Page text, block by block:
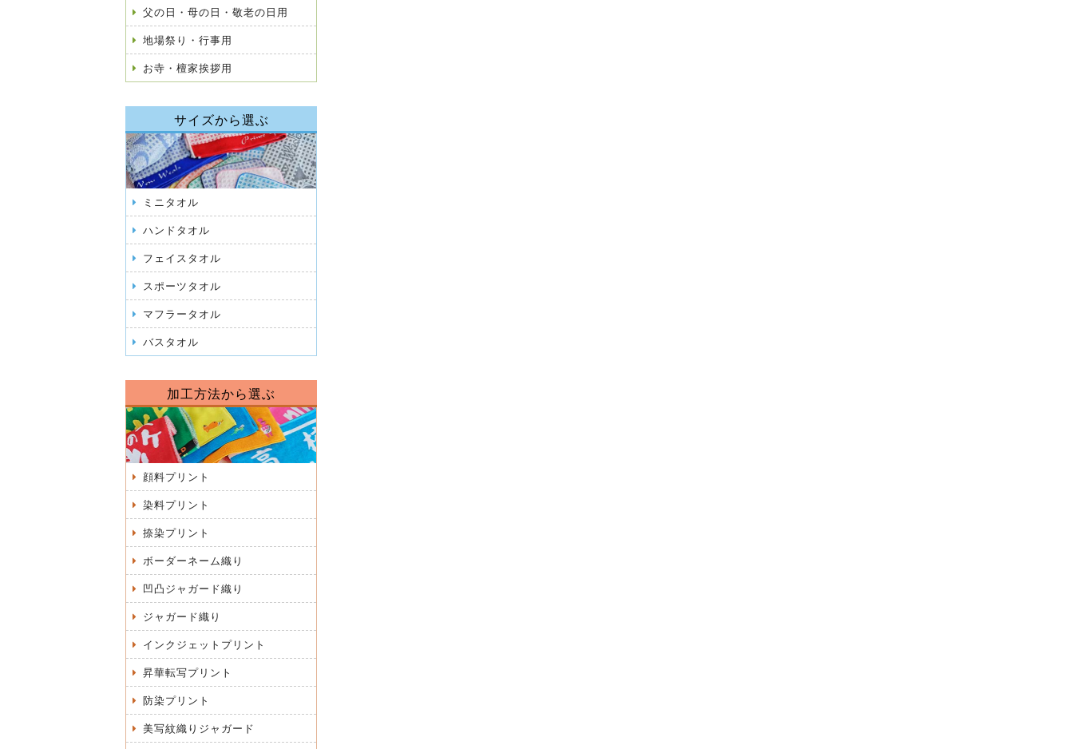
父の日・母の日・敬老の日用
地場祭り・行事用
お寺・檀家挨拶用
サイズから選ぶ
ミニタオル
ハンドタオル
フェイスタオル
スポーツタオル
マフラータオル
バスタオル
加工方法から選ぶ
顔料プリント
染料プリント
捺染プリント
ボーダーネーム織り
凹凸ジャガード織り
ジャガード織り
インクジェットプリント
昇華転写プリント
防染プリント
美写紋織りジャガード